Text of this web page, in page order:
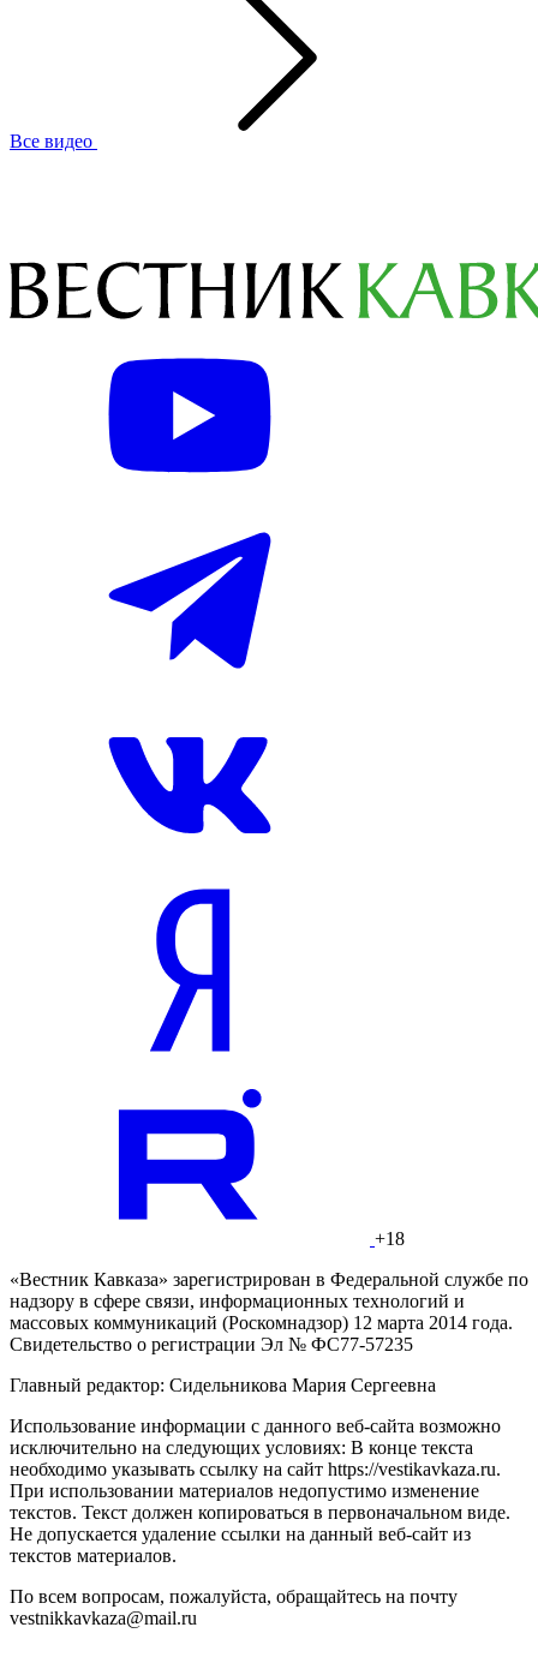
Все видео
+18
«Вестник Кавказа» зарегистрирован в Федеральной службе по
надзору в сфере связи, информационных технологий и
массовых коммуникаций (Роскомнадзор) 12 марта 2014 года.
Свидетельство о регистрации Эл № ФС77-57235
Главный редактор: Сидельникова Мария Сергеевна
Использование информации с данного веб-сайта возможно
исключительно на следующих условиях: В конце текста
необходимо указывать ссылку на сайт https://vestikavkaza.ru.
При использовании материалов недопустимо изменение
текстов. Текст должен копироваться в первоначальном виде.
Не допускается удаление ссылки на данный веб-сайт из
текстов материалов.
По всем вопросам, пожалуйста, обращайтесь на почту
vestnikkavkaza@mail.ru